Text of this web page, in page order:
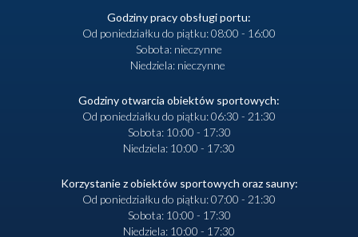
Godziny pracy obsługi portu:
Od poniedziałku do piątku: 08:00 - 16:00
Sobota: nieczynne
Niedziela: nieczynne
Godziny otwarcia obiektów sportowych:
Od poniedziałku do piątku: 06:30 - 21:30
Sobota: 10:00 - 17:30
Niedziela: 10:00 - 17:30
Korzystanie z obiektów sportowych oraz sauny:
Od poniedziałku do piątku: 07:00 - 21:30
Sobota: 10:00 - 17:30
Niedziela: 10:00 - 17:30